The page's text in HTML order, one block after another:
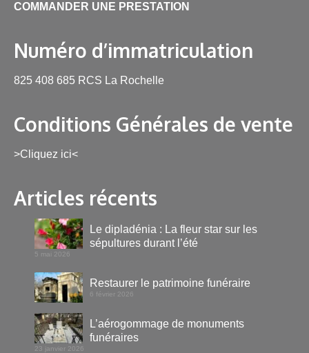
COMMANDER UNE PRESTATION
Numéro d’immatriculation
825 408 685 RCS La Rochelle
Conditions Générales de vente
>Cliquez ici<
Articles récents
Le dipladénia : La fleur star sur les
sépultures durant l’été
5 mai 2026
Restaurer le patrimoine funéraire
6 février 2026
L’aérogommage de monuments
funéraires
23 janvier 2026